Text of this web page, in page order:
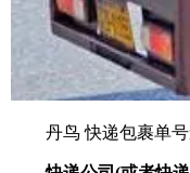
丹鸟 快递包裹单号